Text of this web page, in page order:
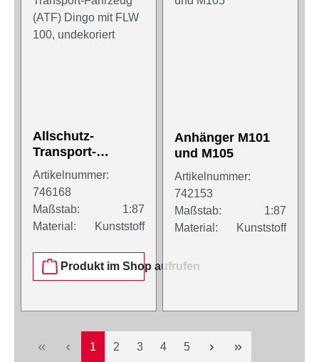
Allschutz-
Transport-
Fahrzeug (ATF)
Dingo mit FLW
100, undekoriert
Artikelnummer:
746168
Maßstab:
1:87
Material:
Kunststoff
Produkt im Shop aufrufen
Anhänger M101
und M105
Artikelnummer:
742153
Maßstab:
1:87
Material:
Kunststoff
Seite
1 Seite
2 Seite
3 Seite
4 Seite
5